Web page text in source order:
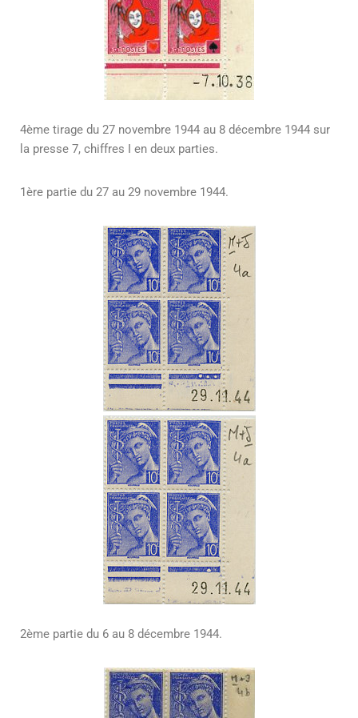
4ème tirage du 27 novembre 1944 au 8 décembre 1944 sur
la presse 7, chiffres I en deux parties.
1ère partie du 27 au 29 novembre 1944.
2ème partie du 6 au 8 décembre 1944.